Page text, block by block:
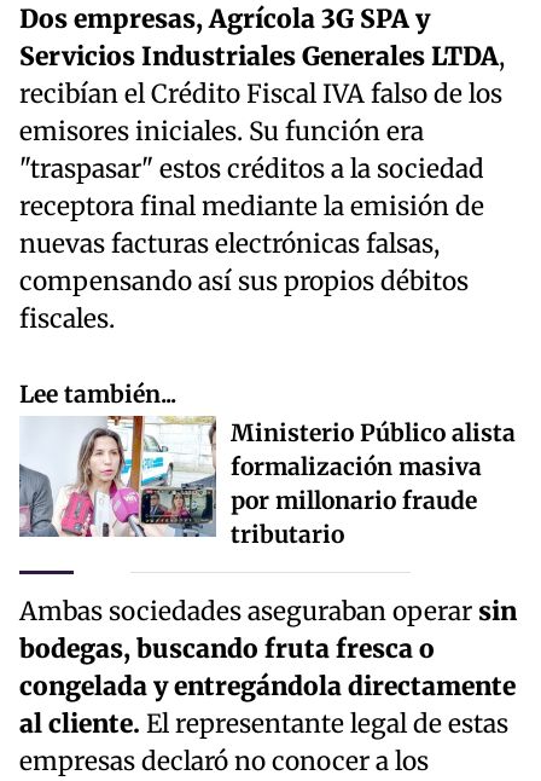
Dos empresas, Agrícola 3G SPA y
Servicios Industriales Generales LTDA,
recibían el Crédito Fiscal IVA falso de los
emisores iniciales. Su función era
"traspasar" estos créditos a la sociedad
receptora final mediante la emisión de
nuevas facturas electrónicas falsas,
compensando así sus propios débitos
fiscales.
Lee también...
Ministerio Público alista
formalización masiva
por millonario fraude
tributario
Ambas sociedades aseguraban operar sin
bodegas, buscando fruta fresca o
congelada y entregándola directamente
al cliente. El representante legal de estas
empresas declaró no conocer a los